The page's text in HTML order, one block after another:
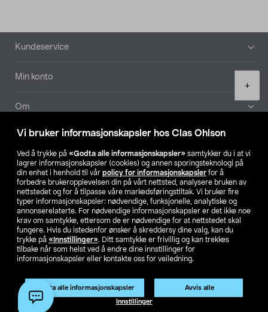
Vi bruker informasjonskapsler hos Clas Ohlson
Ved å trykke på «Godta alle informasjonskapsler» samtykker du i at vi
lagrer informasjonskapsler (cookies) og annen sporingsteknologi på
din enhet i henhold til vår policy for informasjonskapsler for å
forbedre brukeropplevelsen din på vårt nettsted, analysere bruken av
nettstedet og for å tilpasse våre markedsføringstiltak. Vi bruker fire
typer informasjonskapsler: nødvendige, funksjonelle, analytiske og
annonserelaterte. For nødvendige informasjonskapsler er det ikke noe
krav om samtykke, ettersom de er nødvendige for at nettstedet skal
fungere. Hvis du istedenfor ønsker å skreddersy dine valg, kan du
trykke på «Innstillinger». Ditt samtykke er frivillig og kan trekkes
tilbake når som helst ved å endre dine innstillinger for
informasjonskapsler eller kontakte oss for veiledning.
Godta alle informasjonskapsler Avvis alle
Innstillinger
+
Legg i handlekurv
Bunntekst
Kundeservice
Min konto
Om
Aktuelt
Våre selskaper
Finn din butikk
SE NO FI
Privacy statement Medlemsvilkår